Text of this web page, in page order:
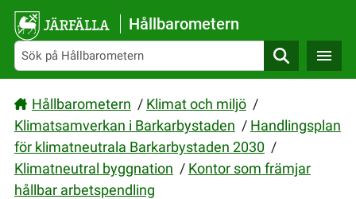
Gå direkt till sidans innehåll
Hållbarometern
Sök
Hållbarometern / Klimat och miljö /
Klimatsamverkan i Barkarbystaden / Handlingsplan
för klimatneutrala Barkarbystaden 2030 /
Klimatneutral byggnation / Kontor som främjar
hållbar arbetspendling